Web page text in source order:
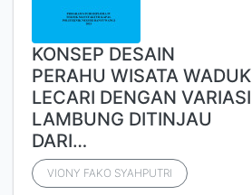
KONSEP DESAIN
PERAHU WISATA WADUK
LECARI DENGAN VARIASI
LAMBUNG DITINJAU
DARI…
VIONY FAKO SYAHPUTRI